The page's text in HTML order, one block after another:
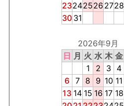
23242526 2728
30 31
2026年9月
日 月 火 水 木 金
1
2 3 4
6 7 8 9 10 11
13 14 15 16 17 18